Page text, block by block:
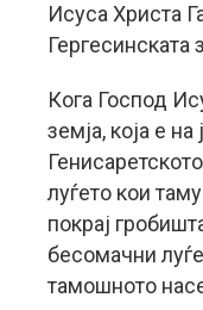
Исуса Христа
Гергесинската
Кога Господ
земја, која е
луѓето кои
покрај
бесомачни
тамошното